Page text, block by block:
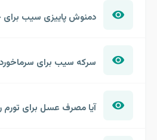
دمنوش پاییزی سیب
سرکه سیب برای
آیا مصرف عسل برای